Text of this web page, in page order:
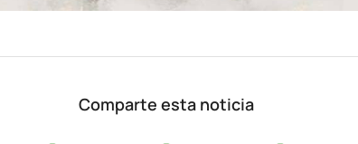
Comparte esta noticia